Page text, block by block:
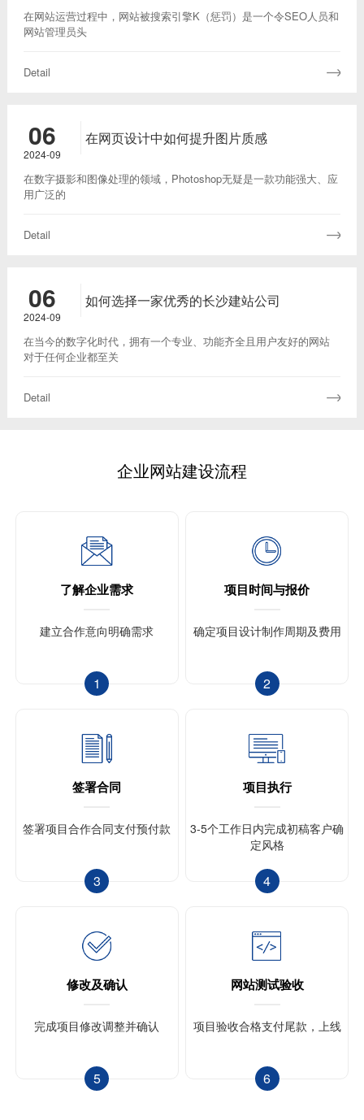
在网站运营过程中，‌网站被搜索引擎K（‌惩罚）‌是一个令SEO人员和
网站管理员头
Detail
在网页设计中如何提升图片质感
06
2024-09
在数字摄影和图像处理的领域，‌Photoshop无疑是一款功能强大、‌应
用广泛的
Detail
如何选择一家优秀的长沙建站公司‌
06
2024-09
在当今的数字化时代，‌拥有一个专业、‌功能齐全且用户友好的网站
对于任何企业都至关
Detail
企业网站建设流程
了解企业需求
建立合作意向明确需求
1
项目时间与报价
确定项目设计制作周期及费用
2
签署合同
签署项目合作合同支付预付款
3
项目执行
3-5个工作日内完成初稿客户确
定风格
4
修改及确认
完成项目修改调整并确认
5
网站测试验收
项目验收合格支付尾款，上线
6